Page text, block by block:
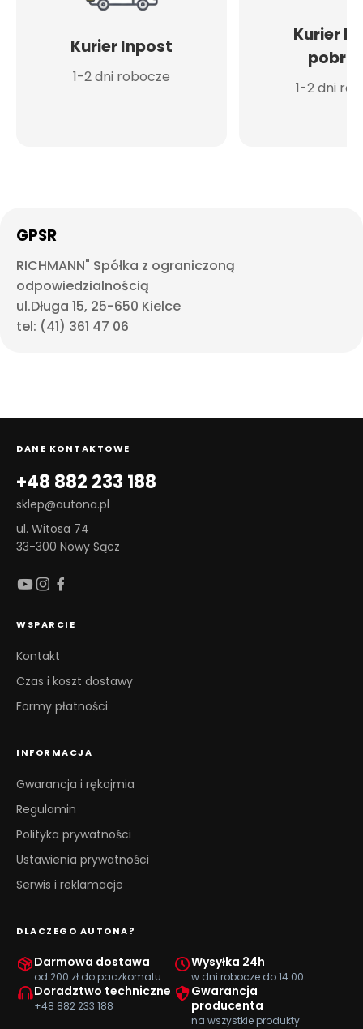
Kurier Inpost
1-2 dni robocze
Kurier
1-2 dni
GPSR
RICHMANN" Spółka z ograniczoną
odpowiedzialnością
ul.Długa 15, 25-650 Kielce
tel: (41) 361 47 06
DANE KONTAKTOWE
+48 882 233 188
sklep@autona.pl
ul. Witosa 74
33-300 Nowy Sącz
WSPARCIE
Kontakt
Czas i koszt dostawy
Formy płatności
INFORMACJA
Gwarancja i rękojmia
Regulamin
Polityka prywatności
Ustawienia prywatności
Serwis i reklamacje
DLACZEGO AUTONA?
Darmowa dostawa
od 200 zł do paczkomatu
Wysyłka 24h
w dni robocze do 14:00
Doradztwo techniczne
+48 882 233 188
Gwarancja
producenta
na wszystkie produkty